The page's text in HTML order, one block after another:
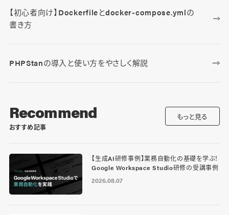
【初心者向け】Dockerfileとdocker-compose.ymlの
書き方
PHPStanの導入と使い方をやさしく解説
Recommend
おすすめ記事
もっと見る
【生成AI研修事例】業務自動化の基礎を学ぶ！
Google Workspace Studio研修の受講事例
2026.08.07